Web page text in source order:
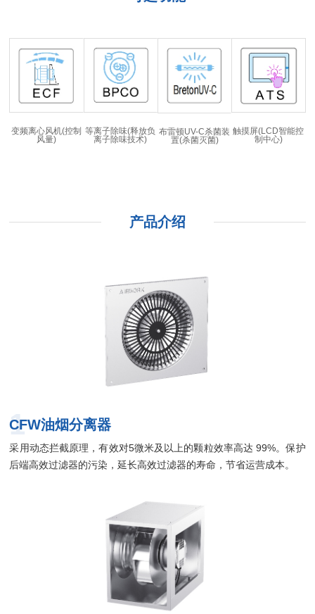
变频离心风机(控制
风量)
等离子除味(释放负
离子除味技术)
布雷顿UV-C杀菌装
置(杀菌灭菌)
触摸屏(LCD智能控
制中心)
产品介绍
1
CFW油烟分离器
采用动态拦截原理，有效对5微米及以上的颗粒效率高达 99%。保护
后端高效过滤器的污染，延长高效过滤器的寿命，节省运营成本。